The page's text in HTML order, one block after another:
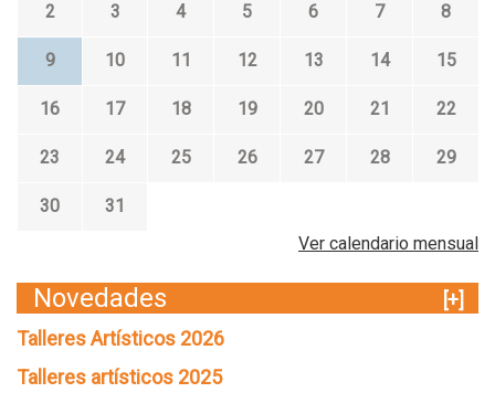
2 3 4 5 6 7 8
9 10 11 12 13 14 15
16 17 18 19 20 21 22
23 24 25 26 27 28 29
30
31
Ver calendario mensual
Novedades
[+]
Talleres Artísticos 2026
Talleres artísticos 2025